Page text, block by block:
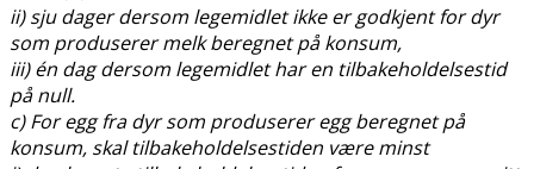
ii) sju dager dersom legemidlet ikke er godkjent for dyr
som produserer melk beregnet på konsum,
iii) én dag dersom legemidlet har en tilbakeholdelsestid
på null.
c) For egg fra dyr som produserer egg beregnet på
konsum, skal tilbakeholdelsestiden være minst